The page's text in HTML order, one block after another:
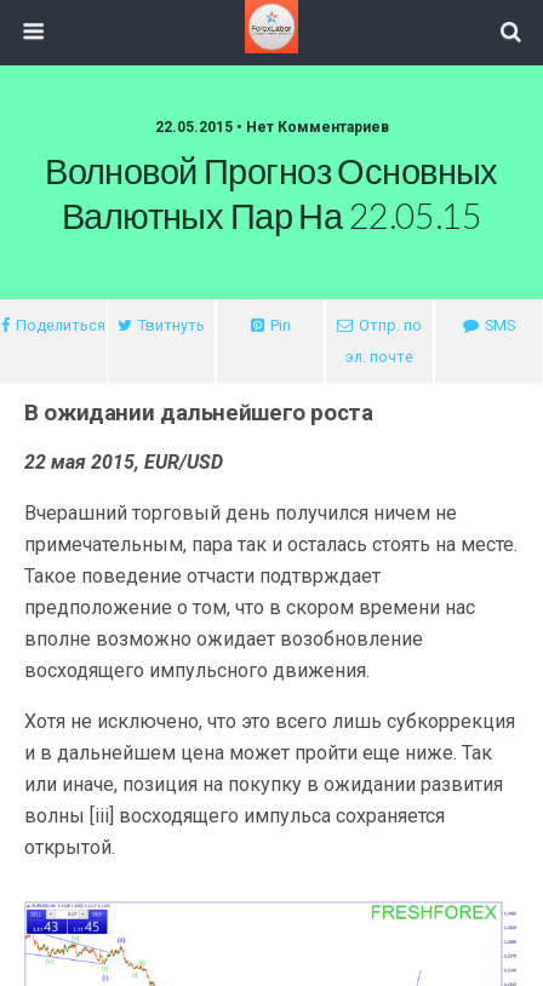
22.05.2015 • Нет Комментариев
Волновой Прогноз Основных
Валютных Пар На 22.05.15
Поделиться Твитнуть Pin
Отпр. по
эл. почте
SMS
В ожидании дальнейшего роста
22 мая 2015, EUR/USD
Вчерашний торговый день получился ничем не
примечательным, пара так и осталась стоять на месте.
Такое поведение отчасти подтврждает
предположение о том, что в скором времени нас
вполне возможно ожидает возобновление
восходящего импульсного движения.
Хотя не исключено, что это всего лишь субкоррекция
и в дальнейшем цена может пройти еще ниже. Так
или иначе, позиция на покупку в ожидании развития
волны [iii] восходящего импульса сохраняется
открытой.